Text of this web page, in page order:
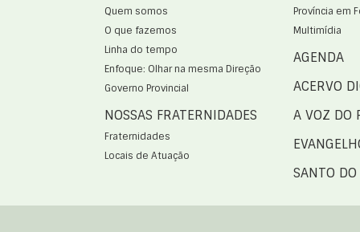
Quem somos
O que fazemos
Linha do tempo
Enfoque: Olhar na mesma Direção
Governo Provincial
NOSSAS FRATERNIDADES
Fraternidades
Locais de Atuação
Província em
Multimídia
AGENDA
ACERVO
A VOZ DO
SANTO